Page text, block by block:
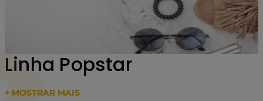
Linha Popstar
+ MOSTRAR MAIS